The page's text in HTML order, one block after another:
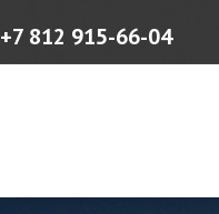
+7 812 915-66-04